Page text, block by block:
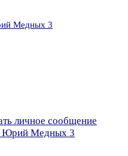
Медных 3
личное сообщение
Юрий Медных 3